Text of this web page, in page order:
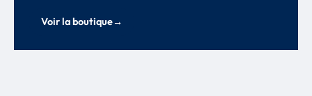
Voir la boutique→